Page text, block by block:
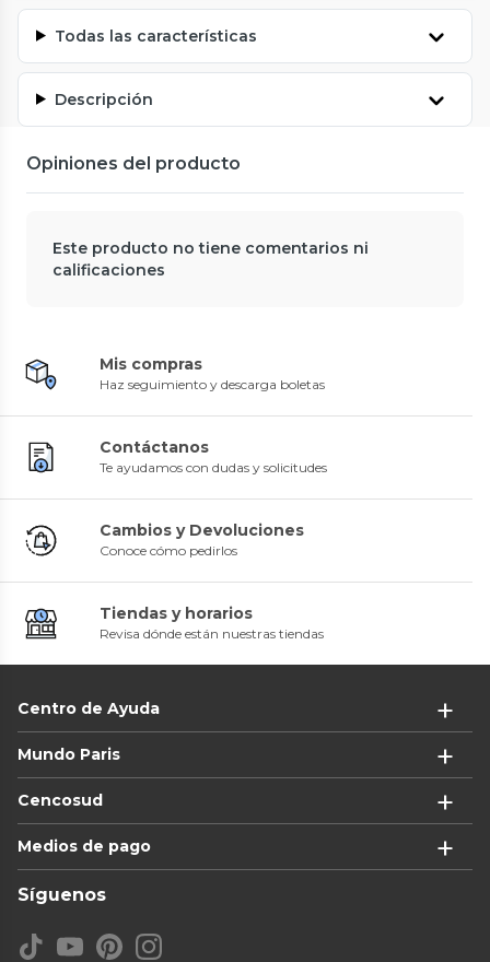
Todas las características
Descripción
Opiniones del producto
Este producto no tiene comentarios ni
calificaciones
Mis compras
Haz seguimiento y descarga boletas
Contáctanos
Te ayudamos con dudas y solicitudes
Cambios y Devoluciones
Conoce cómo pedirlos
Tiendas y horarios
Revisa dónde están nuestras tiendas
Centro de Ayuda
Mundo Paris
Cencosud
Medios de pago
Síguenos